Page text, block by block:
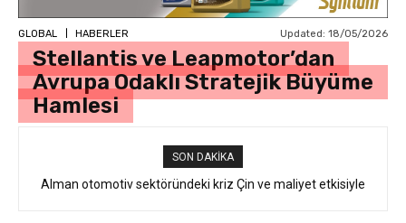
GLOBAL HABERLER Updated: 18/05/2026
Stellantis ve Leapmotor’dan
Avrupa Odaklı Stratejik Büyüme
Hamlesi
SON DAKIKA
Alman otomotiv sektöründeki kriz Çin ve maliyet etkisiyle